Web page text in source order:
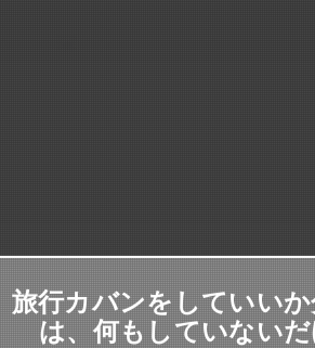
旅行カバンをしていい
は、何もしていないだ